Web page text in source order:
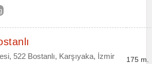
522 Bostanlı, Karşıyaka, İzmir 175 m.